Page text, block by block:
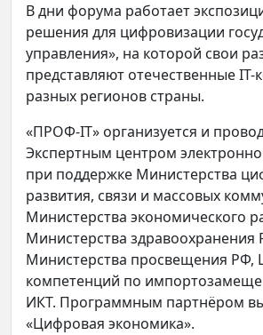
В дни форума работает
решения для цифровизации
управления», на которой свои
представляют отечественные IТ-
разных регионов страны.
«ПРОФ-IT» организуется и
Экспертным центром
при поддержке Министерства
развития, связи и массовых
Министерства экономического
Министерства здравоохранения
Министерства просвещения РФ,
компетенций по
ИКТ. Программным партнёром
«Цифровая экономика».